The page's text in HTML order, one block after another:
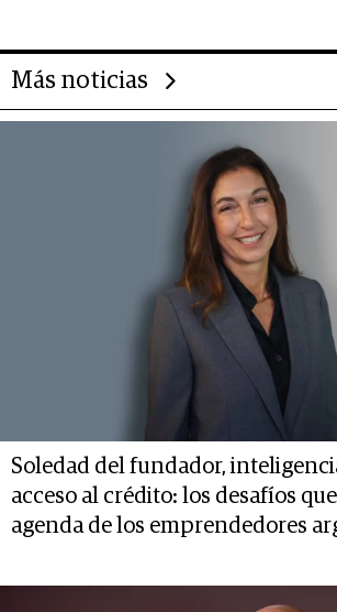
Más noticias
Soledad del fundador,
acceso al crédito: los desafíos
agenda de los emprendedores